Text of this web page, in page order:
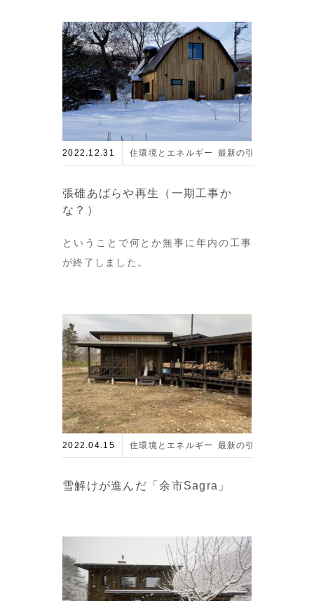
2022.12.31 住環境とエネルギー 最新の引き渡し物件
張碓あばらや再生（一期工事か
な？）
ということで何とか無事に年内の工事
が終了しました。
2022.04.15 住環境とエネルギー 最新の引き渡し物件
雪解けが進んだ「余市Sagra」